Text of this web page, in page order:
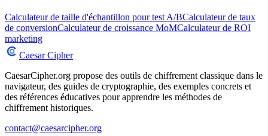
Calculateur de taille d'échantillon pour test A/BCalculateur de taux
de conversionCalculateur de croissance MoMCalculateur de ROI
marketing
Caesar Cipher
CaesarCipher.org propose des outils de chiffrement classique dans le
navigateur, des guides de cryptographie, des exemples concrets et
des références éducatives pour apprendre les méthodes de
chiffrement historiques.
contact@caesarcipher.org